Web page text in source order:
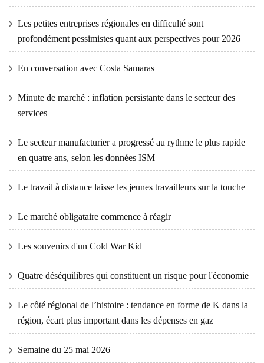
Les petites entreprises régionales en difficulté sont
profondément pessimistes quant aux perspectives pour 2026
En conversation avec Costa Samaras
Minute de marché : inflation persistante dans le secteur des
services
Le secteur manufacturier a progressé au rythme le plus rapide
en quatre ans, selon les données ISM
Le travail à distance laisse les jeunes travailleurs sur la touche
Le marché obligataire commence à réagir
Les souvenirs d'un Cold War Kid
Quatre déséquilibres qui constituent un risque pour l'économie
Le côté régional de l’histoire : tendance en forme de K dans la
région, écart plus important dans les dépenses en gaz
Semaine du 25 mai 2026